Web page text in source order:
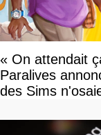
« On attendait
Paralives
des Sims